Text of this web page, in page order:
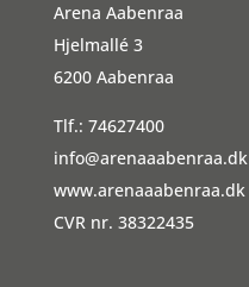
Arena Aabenraa
Hjelmallé 3
6200 Aabenraa
Tlf.: 74627400
info@arenaaabenraa.dk
www.arenaaabenraa.dk
CVR nr. 38322435